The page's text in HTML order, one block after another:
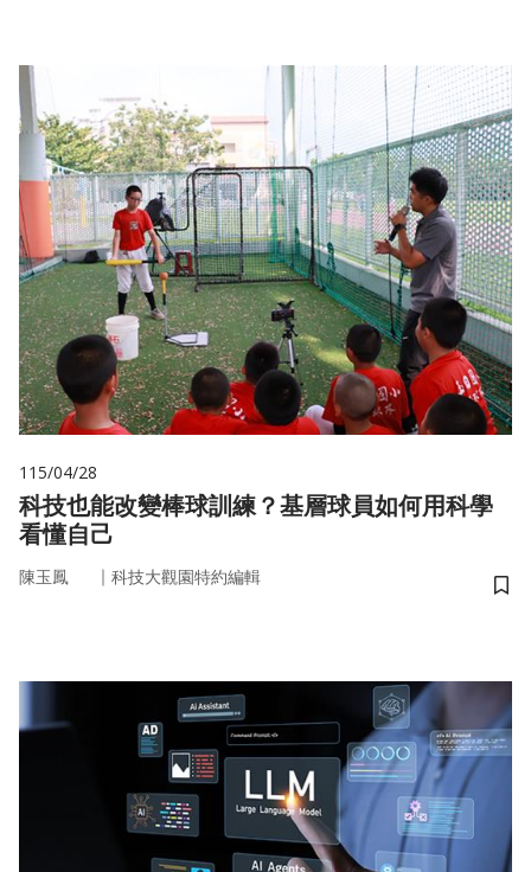
115/04/28
科技也能改變棒球訓練？基層球員如何用科學
看懂自己
陳玉鳳 ｜ 科技大觀園特約編輯
儲